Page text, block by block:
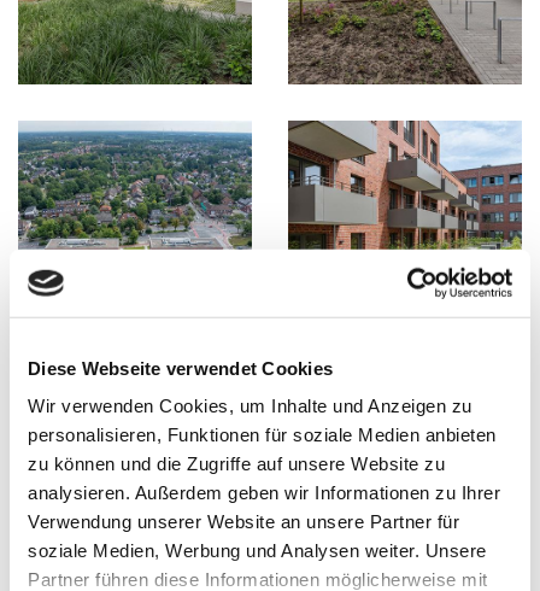
Diese Webseite verwendet Cookies
Wir verwenden Cookies, um Inhalte und Anzeigen zu
personalisieren, Funktionen für soziale Medien anbieten
zu können und die Zugriffe auf unsere Website zu
analysieren. Außerdem geben wir Informationen zu Ihrer
Verwendung unserer Website an unsere Partner für
soziale Medien, Werbung und Analysen weiter. Unsere
Partner führen diese Informationen möglicherweise mit